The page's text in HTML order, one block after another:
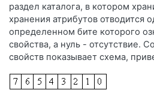
раздел каталога, в котором
хранения атрибутов отводится
определенном бите которого
свойства, а нуль - отсутствие.
свойств показывает схема,